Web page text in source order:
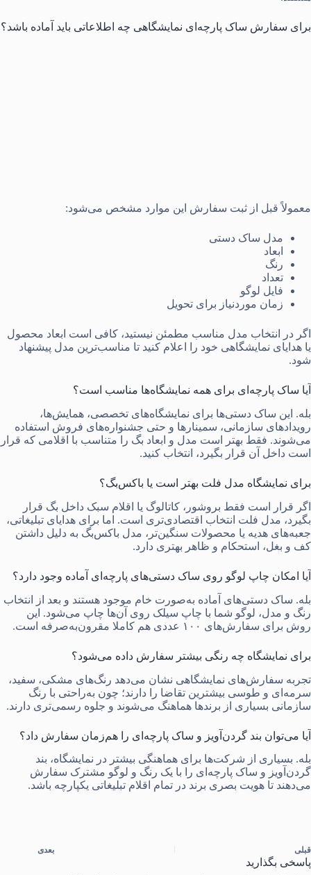
برای سفارش ساک پارچه‌ای نمایشگاهی چه اطلاعاتی باید آماده باشد؟
معمولاً قبل از ثبت سفارش این موارد مشخص می‌شود:
مدل ساک دستی
ابعاد
رنگ
تعداد
فایل لوگو
زمان موردنیاز برای تحویل
اگر در انتخاب مدل مناسب مطمئن نیستید، کافی است ابعاد محصول
یا هدایای نمایشگاهی خود را اعلام کنید تا مناسب‌ترین مدل پیشنهاد
شود.
آیا ساک پارچه‌ای برای همه نمایشگاه‌ها مناسب است؟
بله. این ساک دستی‌ها برای نمایشگاه‌های تخصصی، همایش‌ها،
رویدادهای سازمانی، سمینارها و حتی جشنواره‌های فروش استفاده
می‌شوند. فقط بهتر است مدل و ابعاد بگ را متناسب با اقلامی که قرار
است داخل آن قرار بگیرد، انتخاب کنید.
برای نمایشگاه مدل فلت بهتر است یا باکس‌بگ؟
اگر قرار است فقط بروشور، کاتالوگ یا اقلام سبک داخل بگ قرار
بگیرد، مدل فلت انتخاب اقتصادی‌تری است. اما برای هدایای تبلیغاتی،
جعبه‌های هدیه یا محصولات سنگین‌تر، مدل باکس‌بگ به دلیل داشتن
کف و بغل، استحکام و ظاهر بهتری دارد.
آیا امکان چاپ لوگو روی ساک دستی‌های پارچه‌ای آماده وجود دارد؟
بله. ساک دستی‌های آماده به‌صورت خام موجود هستند و بعد از انتخاب
رنگ و مدل، لوگو شما با چاپ سیلک روی آن‌ها چاپ می‌شود. این
روش برای سفارش‌های ۱۰۰ عددی هم کاملا مقرون‌به‌صرفه است.
برای نمایشگاه چه رنگی بیشتر سفارش داده می‌شود؟
تجربه سفارش‌های نمایشگاهی نشان می‌دهد رنگ‌های مشکی، سفید،
سرمه‌ای و طوسی بیشترین تقاضا را دارند؛ چون به‌راحتی با رنگ
سازمانی بسیاری از برندها هماهنگ می‌شوند و جلوه رسمی‌تری دارند.
آیا می‌توان بند گردن‌آویز و ساک پارچه‌ای را هم‌زمان سفارش داد؟
بله. بسیاری از شرکت‌ها برای هماهنگی بیشتر در نمایشگاه، بند
گردن‌آویز و ساک پارچه‌ای را با یک رنگ و لوگو مشترک سفارش
می‌دهند تا هویت بصری برند در تمام اقلام تبلیغاتی یکپارچه باشد.
قبلی بعدی
پاسخی بگذارید